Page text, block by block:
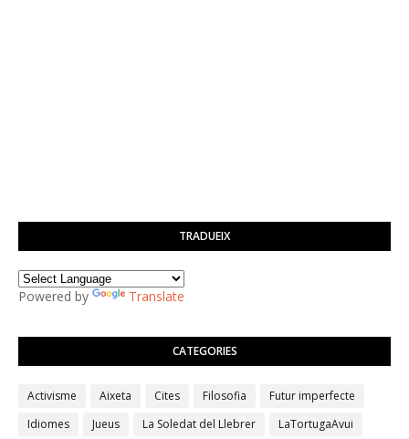
TRADUEIX
Powered by Translate
CATEGORIES
Activisme Aixeta Cites Filosofia
Futur imperfecte
Idiomes
Jueus La Soledat del Llebrer LaTortugaAvui